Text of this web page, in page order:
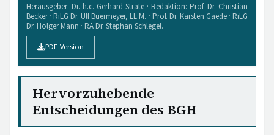
Herausgeber: Dr. h.c. Gerhard Strate · Redaktion: Prof. Dr. Christian
Becker · RiLG Dr. Ulf Buermeyer, LL.M. · Prof. Dr. Karsten Gaede · RiLG
Dr. Holger Mann · RA Dr. Stephan Schlegel.
PDF-Version
Hervorzuhebende
Entscheidungen des BGH